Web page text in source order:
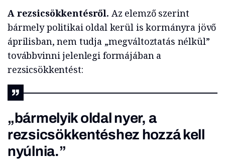
A rezsicsökkentésről. Az elemző szerint
bármely politikai oldal kerül is kormányra jövő
áprilisban, nem tudja „megváltoztatás nélkül”
továbbvinni jelenlegi formájában a
rezsicsökkentést:
„bármelyik oldal nyer, a
rezsicsökkentéshez hozzá kell
nyúlnia.”